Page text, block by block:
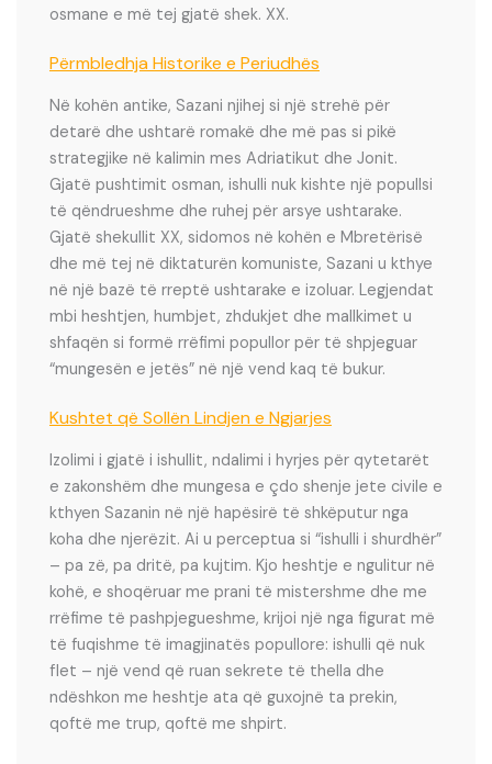
osmane e më tej gjatë shek. XX.
Përmbledhja Historike e Periudhës
Në kohën antike, Sazani njihej si një strehë për
detarë dhe ushtarë romakë dhe më pas si pikë
strategjike në kalimin mes Adriatikut dhe Jonit.
Gjatë pushtimit osman, ishulli nuk kishte një popullsi
të qëndrueshme dhe ruhej për arsye ushtarake.
Gjatë shekullit XX, sidomos në kohën e Mbretërisë
dhe më tej në diktaturën komuniste, Sazani u kthye
në një bazë të rreptë ushtarake e izoluar. Legjendat
mbi heshtjen, humbjet, zhdukjet dhe mallkimet u
shfaqën si formë rrëfimi popullor për të shpjeguar
“mungesën e jetës” në një vend kaq të bukur.
Kushtet që Sollën Lindjen e Ngjarjes
Izolimi i gjatë i ishullit, ndalimi i hyrjes për qytetarët
e zakonshëm dhe mungesa e çdo shenje jete civile e
kthyen Sazanin në një hapësirë të shkëputur nga
koha dhe njerëzit. Ai u perceptua si “ishulli i shurdhër”
– pa zë, pa dritë, pa kujtim. Kjo heshtje e ngulitur në
kohë, e shoqëruar me prani të mistershme dhe me
rrëfime të pashpjegueshme, krijoi një nga figurat më
të fuqishme të imagjinatës popullore: ishulli që nuk
flet – një vend që ruan sekrete të thella dhe
ndëshkon me heshtje ata që guxojnë ta prekin,
qoftë me trup, qoftë me shpirt.